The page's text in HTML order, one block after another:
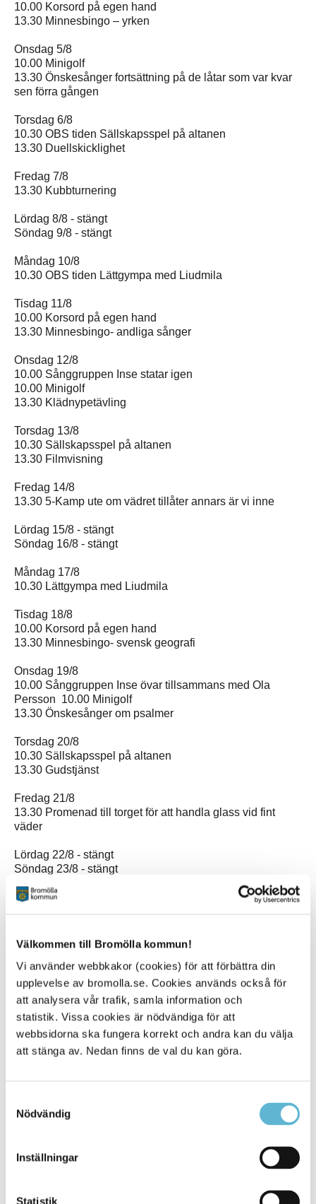
Välkommen till Bromölla kommun!
Vi använder webbkakor (cookies) för att förbättra din
upplevelse av bromolla.se. Cookies används också för
att analysera vår trafik, samla information och
statistik. Vissa cookies är nödvändiga för att
webbsidorna ska fungera korrekt och andra kan du välja
att stänga av. Nedan finns de val du kan göra.
Nödvändig
Inställningar
Statistik
10.00 Korsord på egen hand
13.30 Minnesbingo – yrken
Onsdag 5/8
10.00 Minigolf
13.30 Önskesånger fortsättning på de låtar som var kvar
sen förra gången
Torsdag 6/8
10.30 OBS tiden Sällskapsspel på altanen
13.30 Duellskicklighet
Fredag 7/8
13.30 Kubbturnering
Lördag 8/8 - stängt
Söndag 9/8 - stängt
Måndag 10/8
10.30 OBS tiden Lättgympa med Liudmila
Tisdag 11/8
10.00 Korsord på egen hand
13.30 Minnesbingo- andliga sånger
Onsdag 12/8
10.00 Sånggruppen Inse statar igen
10.00 Minigolf
13.30 Klädnypetävling
Torsdag 13/8
10.30 Sällskapsspel på altanen
13.30 Filmvisning
Fredag 14/8
13.30 5-Kamp ute om vädret tillåter annars är vi inne
Lördag 15/8 - stängt
Söndag 16/8 - stängt
Måndag 17/8
10.30 Lättgympa med Liudmila
Tisdag 18/8
10.00 Korsord på egen hand
13.30 Minnesbingo- svensk geografi
Onsdag 19/8
10.00 Sånggruppen Inse övar tillsammans med Ola
Persson 10.00 Minigolf
13.30 Önskesånger om psalmer
Torsdag 20/8
10.30 Sällskapsspel på altanen
13.30 Gudstjänst
Fredag 21/8
13.30 Promenad till torget för att handla glass vid fint
väder
Lördag 22/8 - stängt
Söndag 23/8 - stängt
Måndag 24/8
Tisdag 25/8
13.30 Tipsrunda- Tema landskap
Onsdag 26/8
9.00 Frukosten statar igen
10.00 Sånggruppen Inse
10.00 Minigolf
13.30 Sången är din, önskesånger
13.30 Kubbturnering om vädret tillåter
Fredagsfikan tar vi på altanen i finporslinet med
månadens dikt, rimma på sol, vin & vatten